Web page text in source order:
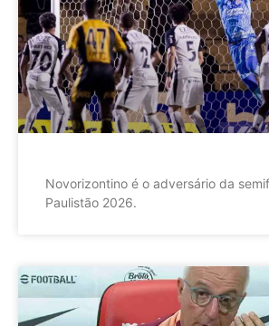
Novorizontino é o adversário da
Paulistão 2026.